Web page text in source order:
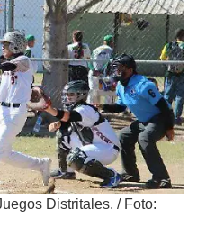
Distritales. / Foto: